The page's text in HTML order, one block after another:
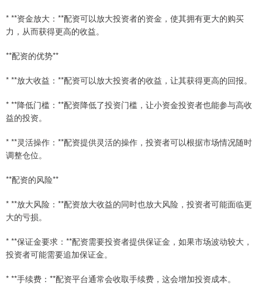
* **资金放大：**配资可以放大投资者的资金，使其拥有更大的购买
力，从而获得更高的收益。
**配资的优势**
* **放大收益：**配资可以放大投资者的收益，让其获得更高的回报。
* **降低门槛：**配资降低了投资门槛，让小资金投资者也能参与高收
益的投资。
* **灵活操作：**配资提供灵活的操作，投资者可以根据市场情况随时
调整仓位。
**配资的风险**
* **放大风险：**配资放大收益的同时也放大风险，投资者可能面临更
大的亏损。
* **保证金要求：**配资需要投资者提供保证金，如果市场波动较大，
投资者可能需要追加保证金。
* **手续费：**配资平台通常会收取手续费，这会增加投资成本。